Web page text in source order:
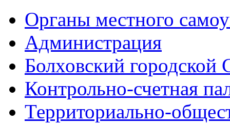
Органы местного
Администрация
Болховский городской
Контрольно-счетная
Территориально-